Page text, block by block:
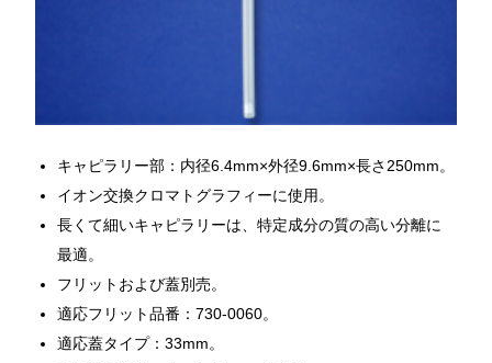
キャピラリー部：内径6.4mm×外径9.6mm×長さ250mm。
イオン交換クロマトグラフィーに使用。
長くて細いキャピラリーは、特定成分の質の高い分離に
最適。
フリットおよび蓋別売。
適応フリット品番：730-0060。
適応蓋タイプ：33mm。